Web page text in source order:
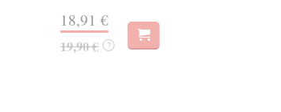
18,91 €
19,90 € ?